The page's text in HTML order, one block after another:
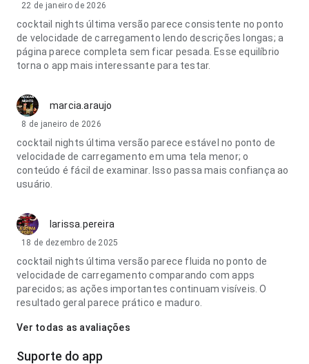
22 de janeiro de 2026
cocktail nights última versão parece consistente no ponto
de velocidade de carregamento lendo descrições longas; a
página parece completa sem ficar pesada. Esse equilíbrio
torna o app mais interessante para testar.
marcia.araujo
8 de janeiro de 2026
cocktail nights última versão parece estável no ponto de
velocidade de carregamento em uma tela menor; o
conteúdo é fácil de examinar. Isso passa mais confiança ao
usuário.
larissa.pereira
18 de dezembro de 2025
cocktail nights última versão parece fluida no ponto de
velocidade de carregamento comparando com apps
parecidos; as ações importantes continuam visíveis. O
resultado geral parece prático e maduro.
Ver todas as avaliações
Suporte do app